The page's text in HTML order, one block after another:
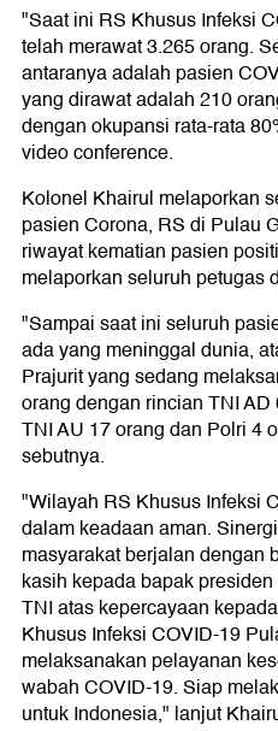
"Saat ini RS Khusus Infeksi
telah merawat 3.265 orang.
antaranya adalah pasien
yang dirawat adalah 210
dengan okupansi rata-rata
video conference.
Kolonel Khairul melaporkan
pasien Corona, RS di Pulau
riwayat kematian pasien
melaporkan seluruh petugas
"Sampai saat ini seluruh
ada yang meninggal dunia,
Prajurit yang sedang
orang dengan rincian TNI
TNI AU 17 orang dan Polri 4
sebutnya.
"Wilayah RS Khusus Infeksi
dalam keadaan aman.
masyarakat berjalan dengan
kasih kepada bapak
TNI atas kepercayaan
Khusus Infeksi COVID-19
melaksanakan pelayanan
wabah COVID-19. Siap
untuk Indonesia," lanjut